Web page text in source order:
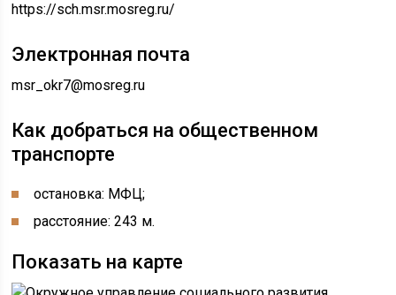
https://sch.msr.mosreg.ru/
Электронная почта
msr_okr7@mosreg.ru
Как добраться на общественном
транспорте
остановка: МФЦ;
расстояние: 243 м.
Показать на карте